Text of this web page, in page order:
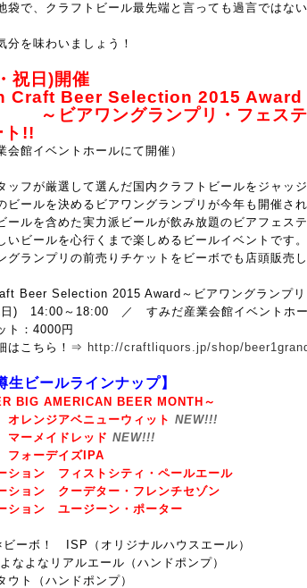
袋で、 クラフトビール最先端と言っても過言ではな
分を味わいましょう！
祝日)開催
Craft Beer Selection 2015 Award
ワングランプリ・フェスティ
ト!!
会館イベントホールにて開催）
ッフが厳選して選んだ国内クラフトビールをジャッ
ビールを決めるビアワングランプリが今年も開催され
ールを含めた実力派ビールが飲み放題のビアフェス
いビールを心行くまで楽しめるビールイベントです。
グランプリの前売りチケットをビーボでも店頭販売し
Beer Selection 2015 Award ～ビアワングランプ
日) 14:00～18:00 ／ すみだ産業会館イベントホ
ト：4000円
はこちら！⇒ http://craftliquors.jp/shop/
生ビールラインナップ】
BIG AMERICAN BEER MONTH～
オレンジアベニューウィット NEW!!!
マーメイドレッド NEW!!!
フォーデイズIPA
ション フィストシティ・ペールエール
ション クーデター・フレンチセゾン
ション ユージーン・ポーター
ビーボ！ ISP（ オリジナルハウスエール）
なよなリアルエール（ハンドポンプ）
ト（ハンドポンプ）